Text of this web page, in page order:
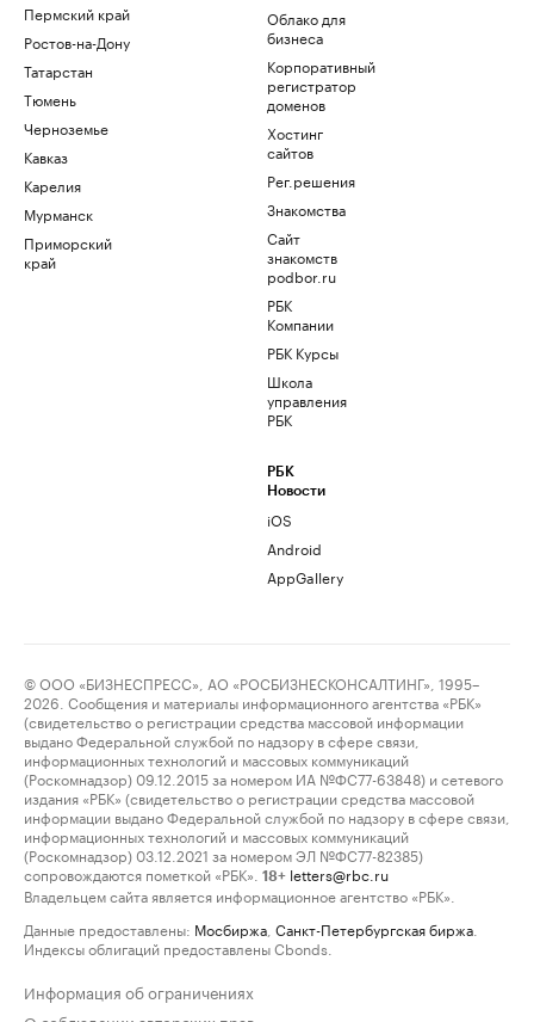
Пермский край
Ростов-на-Дону
Татарстан
Тюмень
Черноземье
Кавказ
Карелия
Мурманск
Приморский
край
Облако для
бизнеса
Корпоративный
регистратор
доменов
Хостинг
сайтов
Рег.решения
Знакомства
Сайт
знакомств
podbor.ru
РБК
Компании
РБК Курсы
Школа
управления
РБК
РБК
Новости
iOS
Android
AppGallery
© ООО «БИЗНЕСПРЕСС», АО «РОСБИЗНЕСКОНСАЛТИНГ», 1995–
2026. Сообщения и материалы информационного агентства «РБК»
(свидетельство о регистрации средства массовой информации
выдано Федеральной службой по надзору в сфере связи,
информационных технологий и массовых коммуникаций
(Роскомнадзор) 09.12.2015 за номером ИА №ФС77-63848) и сетевого
издания «РБК» (свидетельство о регистрации средства массовой
информации выдано Федеральной службой по надзору в сфере связи,
информационных технологий и массовых коммуникаций
(Роскомнадзор) 03.12.2021 за номером ЭЛ №ФС77-82385)
сопровождаются пометкой «РБК».
18+ letters@rbc.ru
Владельцем сайта является информационное агентство «РБК».
Данные предоставлены: Мосбиржа Санкт-Петербургская биржа
Индексы облигаций предоставлены Cbonds.
Информация об ограничениях